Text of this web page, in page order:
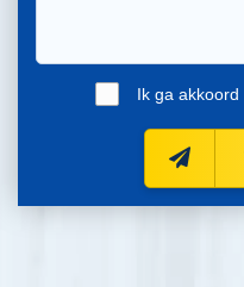
Ik ga akkoord